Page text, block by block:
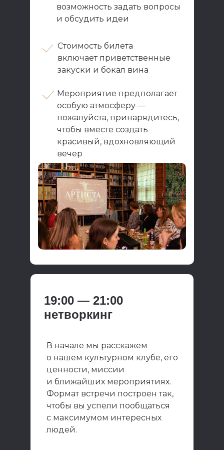
В начале мы расскажем
о нашем культурном клубе, его
ценности, миссии
и ближайших мероприятиях.
Формат встречи построен так,
чтобы вы успели пообщаться
с максимумом интересных
людей.
19:00 — 21:00
нетворкинг
Стоимость билета
включает приветственные
закуски и бокал вина
Мероприятие предполагает
особую атмосферу —
пожалуйста, принарядитесь,
чтобы вместе создать
красивый, вдохновляющий
вечер
возможность задать вопросы
и обсудить идеи